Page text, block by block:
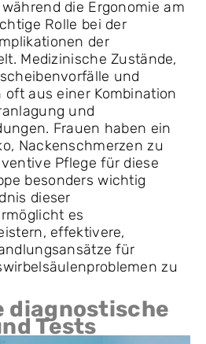
die Ergonomie am
Rolle bei der
der
Medizinische Zustände,
und
aus einer Kombination
und
Frauen haben ein
Nackenschmerzen zu
Pflege für diese
besonders wichtig
dieser
es
effektivere,
für
zu
diagnostische
Tests